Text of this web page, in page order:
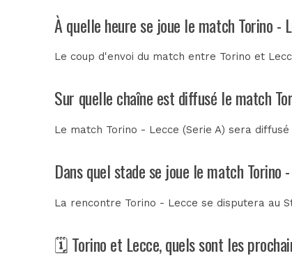
À quelle heure se joue le match Torino -
Le coup d'envoi du match entre Torino et
Sur quelle chaîne est diffusé le match
Le match Torino - Lecce (Serie A) sera
Dans quel stade se joue le match Torino
La rencontre Torino - Lecce se disputera au
🗓️ Torino et Lecce, quels sont les